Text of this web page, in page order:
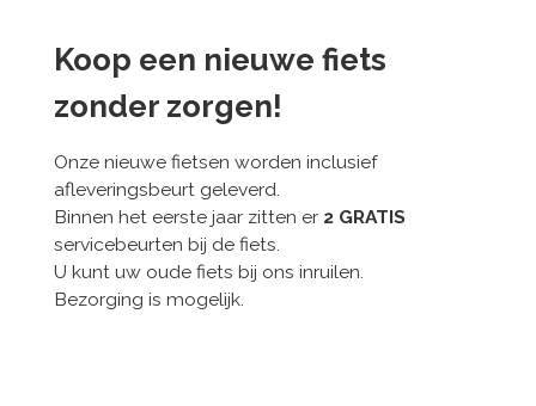
Koop een nieuwe fiets
zonder zorgen!
Onze nieuwe fietsen worden inclusief
afleveringsbeurt geleverd.
Binnen het eerste jaar zitten er 2 GRATIS
servicebeurten bij de fiets.
U kunt uw oude fiets bij ons inruilen.
Bezorging is mogelijk.